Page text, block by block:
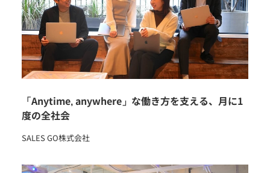
「Anytime, anywhere」な働き方を支える、月に1
度の全社会
SALES GO株式会社